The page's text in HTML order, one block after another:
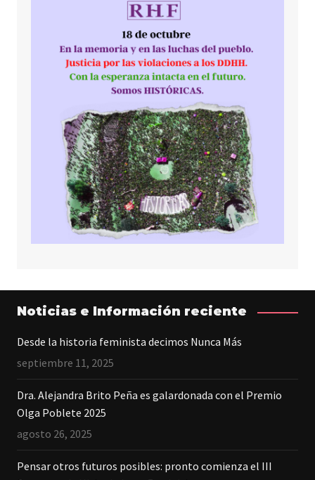
Noticias e Información reciente
Desde la historia feminista decimos Nunca Más
septiembre 11, 2025
Dra. Alejandra Brito Peña es galardonada con el Premio
Olga Poblete 2025
agosto 26, 2025
Pensar otros futuros posibles: pronto comienza el III